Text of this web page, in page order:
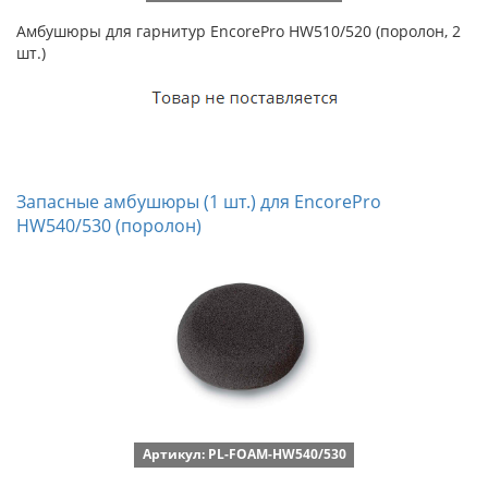
Амбушюры для гарнитур EncorePro HW510/520 (поролон, 2
шт.)
Запасные амбушюры (1 шт.) для EncorePro
HW540/530 (поролон)
Артикул: PL-FOAM-HW540/530